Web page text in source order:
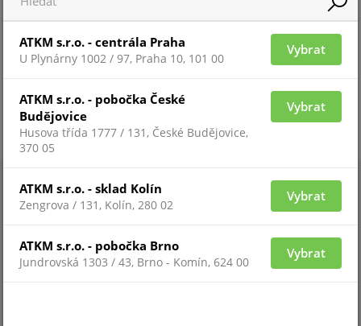
ATKM s.r.o. - centrála Praha
U Plynárny 1002 / 97, Praha 10, 101 00
Vybrat
ATKM s.r.o. - pobočka České
Budějovice
Husova třída 1777 / 131, České Budějovice,
370 05
Vybrat
ATKM s.r.o. - sklad Kolín
Zengrova / 131, Kolín, 280 02
Vybrat
ATKM s.r.o. - pobočka Brno
Jundrovská 1303 / 43, Brno - Komín, 624 00
Vybrat